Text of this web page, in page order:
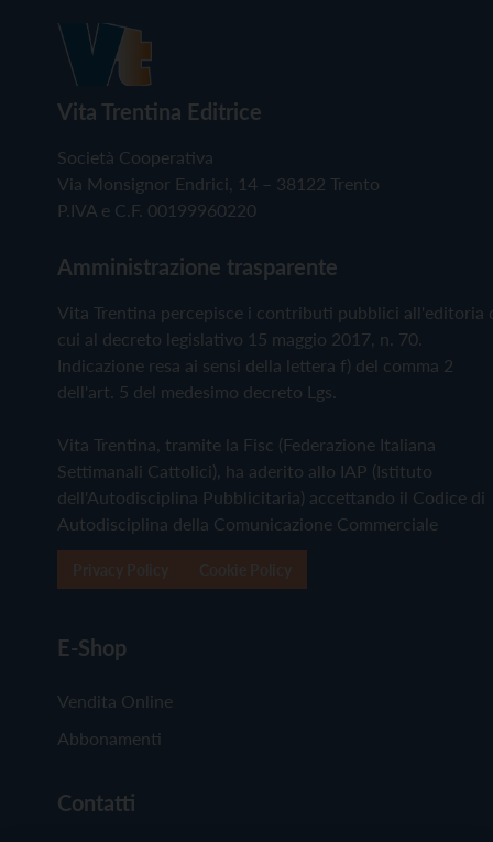
Vita Trentina Editrice
Società Cooperativa
Via Monsignor Endrici, 14 – 38122 Trento
P.IVA e C.F. 00199960220
Amministrazione trasparente
Vita Trentina percepisce i contributi pubblici all'editoria
cui al decreto legislativo 15 maggio 2017, n. 70.
Indicazione resa ai sensi della lettera f) del comma 2
dell'art. 5 del medesimo decreto Lgs.
Vita Trentina, tramite la Fisc (Federazione Italiana
Settimanali Cattolici), ha aderito allo IAP (Istituto
dell'Autodisciplina Pubblicitaria) accettando il Codice di
Autodisciplina della Comunicazione Commerciale
E-Shop
Vendita Online
Abbonamenti
Contatti